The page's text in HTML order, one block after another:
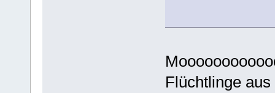
Flüchtlinge